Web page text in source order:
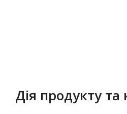
Дія продукту та